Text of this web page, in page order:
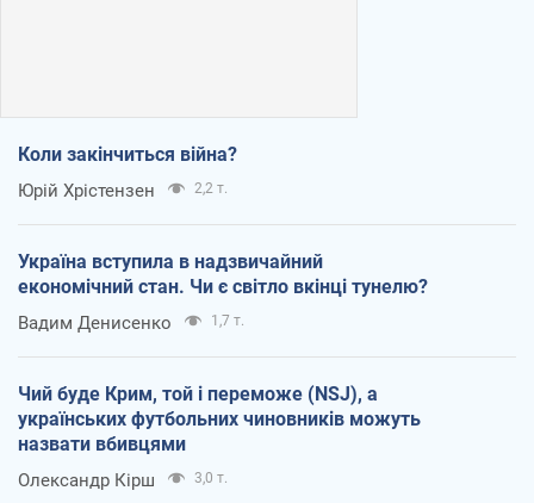
Коли закінчиться війна?
Юрій Хрістензен 2,2 т.
Україна вступила в надзвичайний
економічний стан. Чи є світло вкінці тунелю?
Вадим Денисенко 1,7 т.
Чий буде Крим, той і переможе (NSJ), а
українських футбольних чиновників можуть
назвати вбивцями
Олександр Кірш 3,0 т.